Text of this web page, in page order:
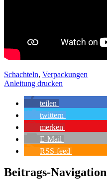
Schachteln, Verpackungen
Anleitung drucken
teilen
twittern
merken
E-Mail
RSS-feed
Beitrags-Navigation